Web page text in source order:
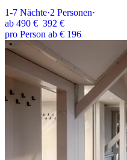
1-7 Nächte·2 Personen·
ab 490 € 392 €
pro Person ab € 196